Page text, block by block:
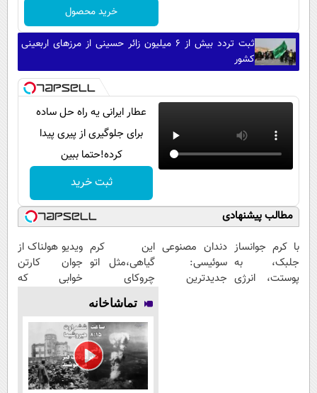
خرید محصول
ثبت تردد بیش از ۶ میلیون زائر حسینی از مرزهای اربعینی
کشور
عطار ایرانی یه راه حل ساده
برای جلوگیری از پیری پیدا
کرده!حتما ببین
ثبت خرید
مطالب پیشنهادی
با کرم جوانساز
جلبک، به
پوستت، انرژی
دندان مصنوعی
سوئیسی:
جدیدترین
این کرم
گیاهی،مثل اتو
چروکای
پوستتوصاف
میکنه!50%تخفیف
ویدیو هولناک از
جوان کارتن
خوابی که
تماشاخانه